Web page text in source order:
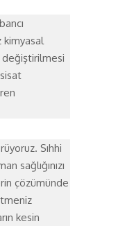
kimyasal
değiştirilmesi
Sıhhi
sağlığınızı
çözümünde
kesin